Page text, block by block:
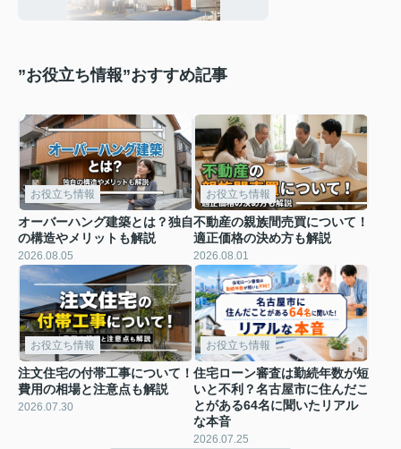
”お役立ち情報”おすすめ記事
お役立ち情報
オーバーハング建築とは？独自
の構造やメリットも解説
2026.08.05
お役立ち情報
不動産の親族間売買について！
適正価格の決め方も解説
2026.08.01
お役立ち情報
注文住宅の付帯工事について！
費用の相場と注意点も解説
2026.07.30
お役立ち情報
住宅ローン審査は勤続年数が短
いと不利？名古屋市に住んだこ
とがある64名に聞いたリアル
な本音
2026.07.25